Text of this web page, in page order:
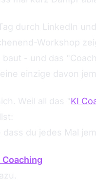
durch LinkedIn
Workshop
- und das
einzige davon
Weil all das "KI
dass du jedes Mal
Coaching